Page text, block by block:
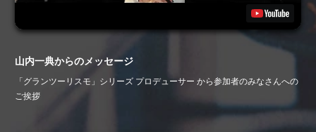
山内一典からのメッセージ
「グランツーリスモ」シリーズ プロデューサー から参加者のみなさんへの
ご挨拶